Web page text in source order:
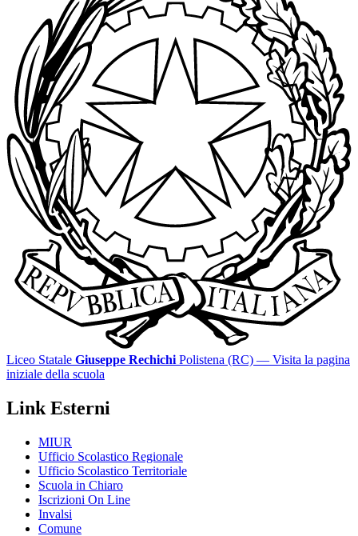
Liceo Statale Giuseppe Rechichi Polistena (RC) — Visita la pagina
iniziale della scuola
Link Esterni
MIUR
Ufficio Scolastico Regionale
Ufficio Scolastico Territoriale
Scuola in Chiaro
Iscrizioni On Line
Invalsi
Comune